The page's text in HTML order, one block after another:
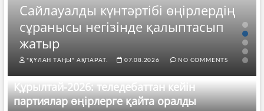
Сайлауалды күнтәртібі өңірлердің
сұранысы негізінде қалыптасып
жатыр
"ҚҰЛАН ТАҢЫ" АҚПАРАТ. 07.08.2026 NO COMMENTS
Құрылтай-2026: теледебаттан кейін
партиялар өңірлерге қайта оралды